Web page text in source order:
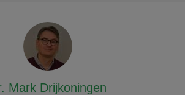
Mark Drijkoningen